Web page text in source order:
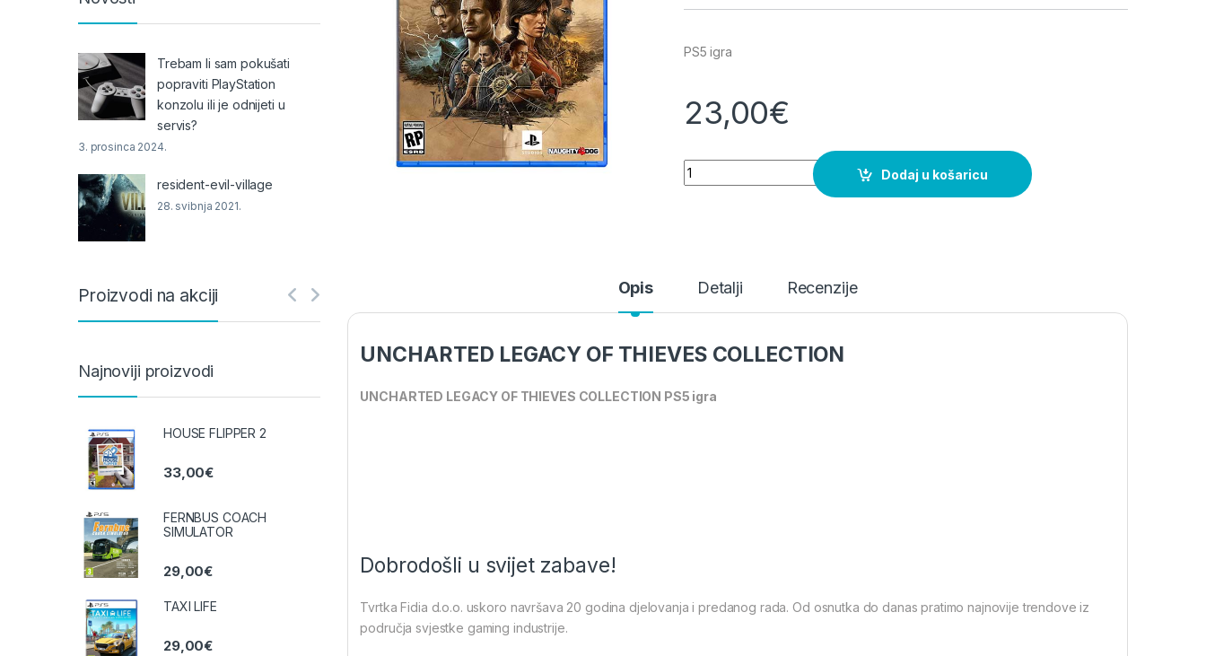
PS5 igra
23,00€
UNCHARTED LEGACY OF THIEVES COLLECTION quantity
Dodaj u košaricu
Opis Detalji Recenzije
UNCHARTED LEGACY OF THIEVES COLLECTION
UNCHARTED LEGACY OF THIEVES COLLECTION PS5 igra
Dobrodošli u svijet zabave!
Tvrtka Fidia d.o.o. uskoro navršava 20 godina djelovanja i predanog rada. Od osnutka do danas pratimo najnovije trendove iz
područja svjestke gaming industrije.
Trebam li sam pokušati
popraviti PlayStation
konzolu ili je odnijeti u
servis?
3. prosinca 2024.
resident-evil-village
28. svibnja 2021.
Proizvodi na akciji
Najnoviji proizvodi
HOUSE FLIPPER 2
33,00€
FERNBUS COACH
SIMULATOR
29,00€
TAXI LIFE
29,00€